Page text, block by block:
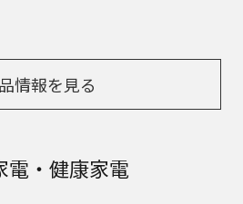
情報を見る
電・健康家電